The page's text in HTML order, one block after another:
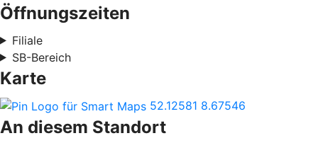
Öffnungszeiten
Filiale
SB-Bereich
Karte
52.12581 8.67546
An diesem Standort